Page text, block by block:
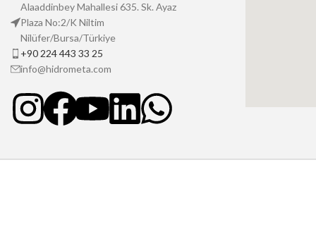
Alaaddinbey Mahallesi 635. Sk. Ayaz
Plaza No:2/K Niltim
Nilüfer/Bursa/Türkiye
+90 224 443 33 25
info@hidrometa.com